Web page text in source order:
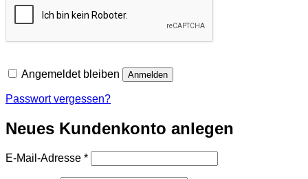
Angemeldet bleiben Anmelden
Passwort vergessen?
Neues Kundenkonto anlegen
E-Mail-Adresse *Erforderlich